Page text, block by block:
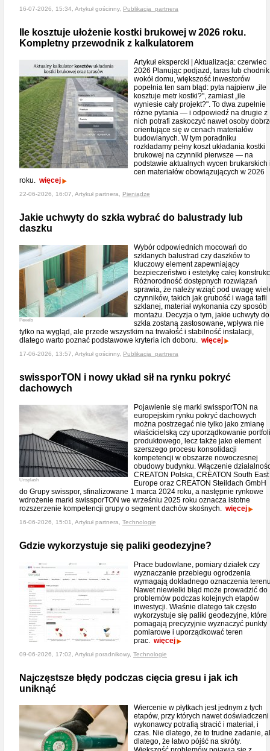
16-07-2026, 15:34, Artykuł gościnny, Publikacja_partnera
Ile kosztuje ułożenie kostki brukowej w 2026 roku.
Kompletny przewodnik z kalkulatorem
Artykuł ekspercki | Aktualizacja: czerwiec
2026 Planując podjazd, taras lub chodnik
wokół domu, większość inwestorów
popełnia ten sam błąd: pyta najpierw „ile
kosztuje metr kostki?", zamiast „ile
wyniesie cały projekt?". To dwa zupełnie
różne pytania — i odpowiedź na drugie z
nich potrafi zaskoczyć nawet osoby
orientujące się w cenach materiałów
budowlanych. W tym poradniku
rozkładamy pełny koszt układania kostki
brukowej na czynniki pierwsze — na
podstawie aktualnych wycen brukarskich
cen materiałów obowiązujących w 2026
roku. więcej
22-06-2026, 16:07, Artykuł partnera, Pieniądze
Jakie uchwyty do szkła wybrać do balustrady lub
daszku
Pexels
Wybór odpowiednich mocowań do
szklanych balustrad czy daszków to
kluczowy element zapewniający
bezpieczeństwo i estetykę całej
Różnorodność dostępnych rozwiązań
sprawia, że należy wziąć pod uwagę
czynników, takich jak grubość i waga tafli
szklanej, materiał wykonania czy sposób
montażu. Decyzja o tym, jakie uchwyty do
szkła zostaną zastosowane, wpływa nie
tylko na wygląd, ale przede wszystkim na trwałość i stabilność instalacji,
dlatego warto poznać podstawowe kryteria ich doboru. więcej
17-06-2026, 13:57, Artykuł gościnny, Publikacja_partnera
swissporTON i nowy układ sił na rynku pokryć
dachowych
Unsplash
Pojawienie się marki swissporTON na
europejskim rynku pokryć dachowych
można postrzegać nie tylko jako zmianę
właścicielską czy uporządkowanie
produktowego, lecz także jako element
szerszego procesu konsolidacji
kompetencji w obszarze nowoczesnej
obudowy budynku. Włączenie
CREATON Polska, CREATON South East
Europe oraz CREATON Steildach GmbH
do Grupy swisspor, sfinalizowane 1 marca 2024 roku, a następnie rynkowe
wdrożenie marki swissporTON we wrześniu 2025 roku oznacza istotne
rozszerzenie kompetencji grupy o segment dachów skośnych. więcej
16-06-2026, 15:01, Artykuł partnera, Technologie
Gdzie wykorzystuje się paliki geodezyjne?
Prace budowlane, pomiary działek czy
wyznaczanie przebiegu ogrodzenia
wymagają dokładnego oznaczenia
Nawet niewielki błąd może prowadzić do
problemów podczas kolejnych etapów
inwestycji. Właśnie dlatego tak często
wykorzystuje się paliki geodezyjne, które
pomagają precyzyjnie wyznaczyć punkty
pomiarowe i uporządkować teren
prac. więcej
09-06-2026, 17:02, Artykuł poradnikowy, Technologie
Najczęstsze błędy podczas cięcia gresu i jak ich
uniknąć
Wiercenie w płytkach jest jednym z tych
etapów, przy których nawet doświadczeni
wykonawcy potrafią stracić i materiał, i
czas. Nie dlatego, że to trudne zadanie,
dlatego, że łatwo pójść na skróty.